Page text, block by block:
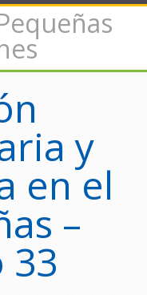
y
en el
–
33